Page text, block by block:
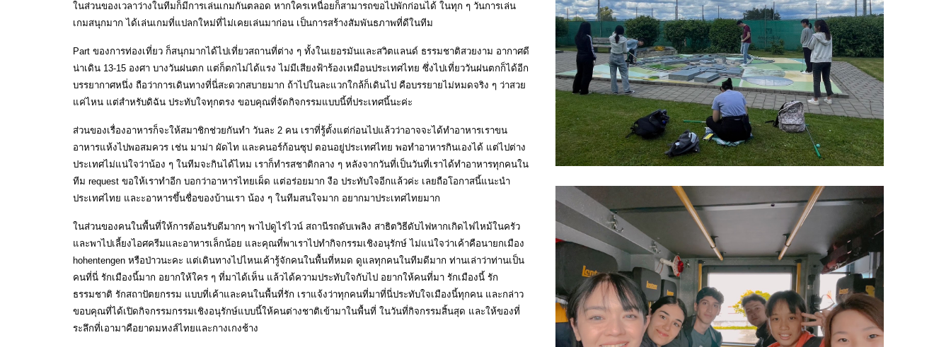
ในส่วนของเวลาว่างในทีมก็มีการเล่นเกมกันตลอด หากใครเหนื่อยก็สามารถขอไปพักก่อนได้ ในทุก ๆ วันการเล่น
เกมสนุกมาก ได้เล่นเกมที่แปลกใหม่ที่ไม่เคยเล่นมาก่อน เป็นการสร้างสัมพันธภาพที่ดีในทีม
Part ของการท่องเที่ยว ก็สนุกมากได้ไปเที่ยวสถานที่ต่าง ๆ ทั้งในเยอรมันและสวิตแลนด์ ธรรมชาติสวยงาม อากาศดี
น่าเดิน 13-15 องศา บางวันฝนตก แต่ก็ตกไม่ได้แรง ไม่มีเสียงฟ้าร้องเหมือนประเทศไทย ซึ่งไปเที่ยววันฝนตกก็ได้อีก
บรรยากาศหนึ่ง ถือว่าการเดินทางที่นี่สะดวกสบายมาก ถ้าไปในละแวกใกล้ก็เดินไป คือบรรยายไม่หมดจริง ๆ ว่าสวย
แค่ไหน แต่สำหรับดิฉัน ประทับใจทุกตรง ขอบคุณที่จัดกิจกรรมแบบนี้ที่ประเทศนี้นะค่ะ
ส่วนของเรื่องอาหารก็จะให้สมาชิกช่วยกันทำ วันละ 2 คน เราที่รู้ตั้งแต่ก่อนไปแล้วว่าอาจจะได้ทำอาหารเราขน
อาหารแห้งไปพอสมควร เช่น มาม่า ผัดไท และคนอร์ก้อนซุป ตอนอยู่ประเทศไทย พอทำอาหารกินเองได้ แต่ไปต่าง
ประเทศไม่แน่ใจว่าน้อง ๆ ในทีมจะกินได้ไหม เราก็ทำรสชาติกลาง ๆ หลังจากวันที่เป็นวันที่เราได้ทำอาหารทุกคนใน
ทีม request ขอให้เราทำอีก บอกว่าอาหารไทยเผ็ด แต่อร่อยมาก งือ ประทับใจอีกแล้วค่ะ เลยถือโอกาสนี้แนะนำ
ประเทศไทย และะอาหารขึ้นชื่อของบ้านเรา น้อง ๆ ในทีมสนใจมาก อยากมาประเทศไทยมาก
ในส่วนของคนในพื้นที่ให้การต้อนรับดีมากๆ พาไปดูไร่ไวน์ สถานีรถดับเพลิง สาธิตวิธีดับไฟหากเกิดไฟไหม้ในครัว
และพาไปเลี้ยงไอศครีมและอาหารเล็กน้อย และคุณที่พาเราไปทำกิจกรรมเชิงอนุรักษ์ ไม่แน่ใจว่าเค้าคือนายกเมือง
hohentengen หรือป่าวนะคะ แต่เดินทางไปไหนเค้ารู้จักคนในพื้นที่หมด ดูแลทุกคนในทีมดีมาก ท่านเล่าว่าท่านเป็น
คนที่นี่ รักเมืองนี้มาก อยากให้ใคร ๆ ที่มาได้เห็น แล้วได้ความประทับใจกับไป อยากให้คนที่มา รักเมืองนี้ รัก
ธรรมชาติ รักสถาปัตยกรรม แบบที่เค้าและคนในพื้นที่รัก เราแจ้งว่าทุกคนที่มาที่นี่ประทับใจเมืองนี้ทุกคน และกล่าว
ขอบคุณที่ได้เปิดกิจกรรมกรรมเชิงอนุรักษ์แบบนี้ให้คนต่างชาติเข้ามาในพื้นที่ ในวันที่กิจกรรมสิ้นสุด และให้ของที่
ระลึกที่เอามาคือยาดมหงส์ไทยและกางเกงช้าง